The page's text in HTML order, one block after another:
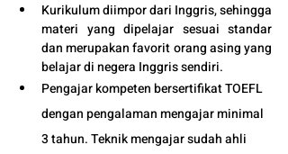
Kurikulum diimpor dari Inggris, sehingga
materi yang dipelajar sesuai standar
dan merupakan favorit orang asing yang
belajar di negera Inggris sendiri.
Pengajar kompeten bersertifikat TOEFL
dengan pengalaman mengajar minimal
3 tahun. Teknik mengajar sudah ahli